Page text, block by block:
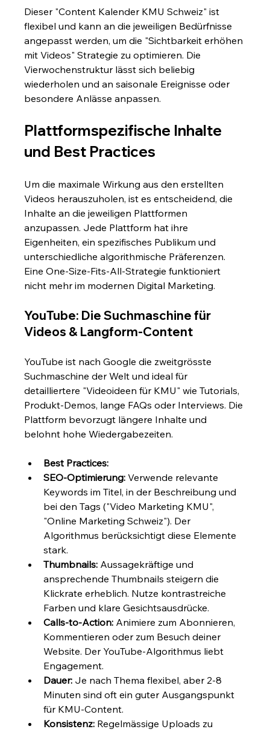
Dieser "Content Kalender KMU Schweiz" ist
flexibel und kann an die jeweiligen Bedürfnisse
angepasst werden, um die "Sichtbarkeit erhöhen
mit Videos" Strategie zu optimieren. Die
Vierwochenstruktur lässt sich beliebig
wiederholen und an saisonale Ereignisse oder
besondere Anlässe anpassen.
Plattformspezifische Inhalte
und Best Practices
Um die maximale Wirkung aus den erstellten
Videos herauszuholen, ist es entscheidend, die
Inhalte an die jeweiligen Plattformen
anzupassen. Jede Plattform hat ihre
Eigenheiten, ein spezifisches Publikum und
unterschiedliche algorithmische Präferenzen.
Eine One-Size-Fits-All-Strategie funktioniert
nicht mehr im modernen Digital Marketing.
YouTube: Die Suchmaschine für
Videos & Langform-Content
YouTube ist nach Google die zweitgrösste
Suchmaschine der Welt und ideal für
detailliertere "Videoideen für KMU" wie Tutorials,
Produkt-Demos, lange FAQs oder Interviews. Die
Plattform bevorzugt längere Inhalte und
belohnt hohe Wiedergabezeiten.
Best Practices:
SEO-Optimierung: Verwende relevante
Keywords im Titel, in der Beschreibung und
bei den Tags ("Video Marketing KMU",
"Online Marketing Schweiz"). Der
Algorithmus berücksichtigt diese Elemente
stark.
Thumbnails: Aussagekräftige und
ansprechende Thumbnails steigern die
Klickrate erheblich. Nutze kontrastreiche
Farben und klare Gesichtsausdrücke.
Calls-to-Action: Animiere zum Abonnieren,
Kommentieren oder zum Besuch deiner
Website. Der YouTube-Algorithmus liebt
Engagement.
Dauer: Je nach Thema flexibel, aber 2-8
Minuten sind oft ein guter Ausgangspunkt
für KMU-Content.
Konsistenz: Regelmässige Uploads zu